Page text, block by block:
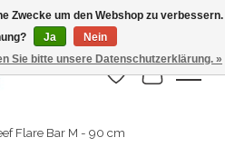
Uhr
Wunschzettel
Ihr
Flare Bar M - 90 cm
Zwecke um den Webshop zu verbessern.
Ja
Nein
Sie bitte unsere Datenschutzerklärung. »